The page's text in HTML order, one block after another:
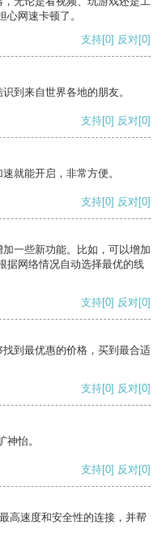
网速卡顿了。
支持[0] 反对[0]
到来自世界各地的朋友。
支持[0] 反对[0]
就能开启，非常方便。
支持[0] 反对[0]
一些新功能。比如，可以增加
据网络情况自动选择最优的线
支持[0] 反对[0]
到最优惠的价格，买到最合适
支持[0] 反对[0]
怡。
支持[0] 反对[0]
高速度和安全性的连接，并帮